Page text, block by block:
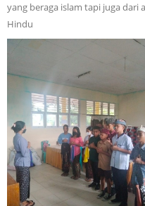
yang beraga islam tapi juga dari
Hindu